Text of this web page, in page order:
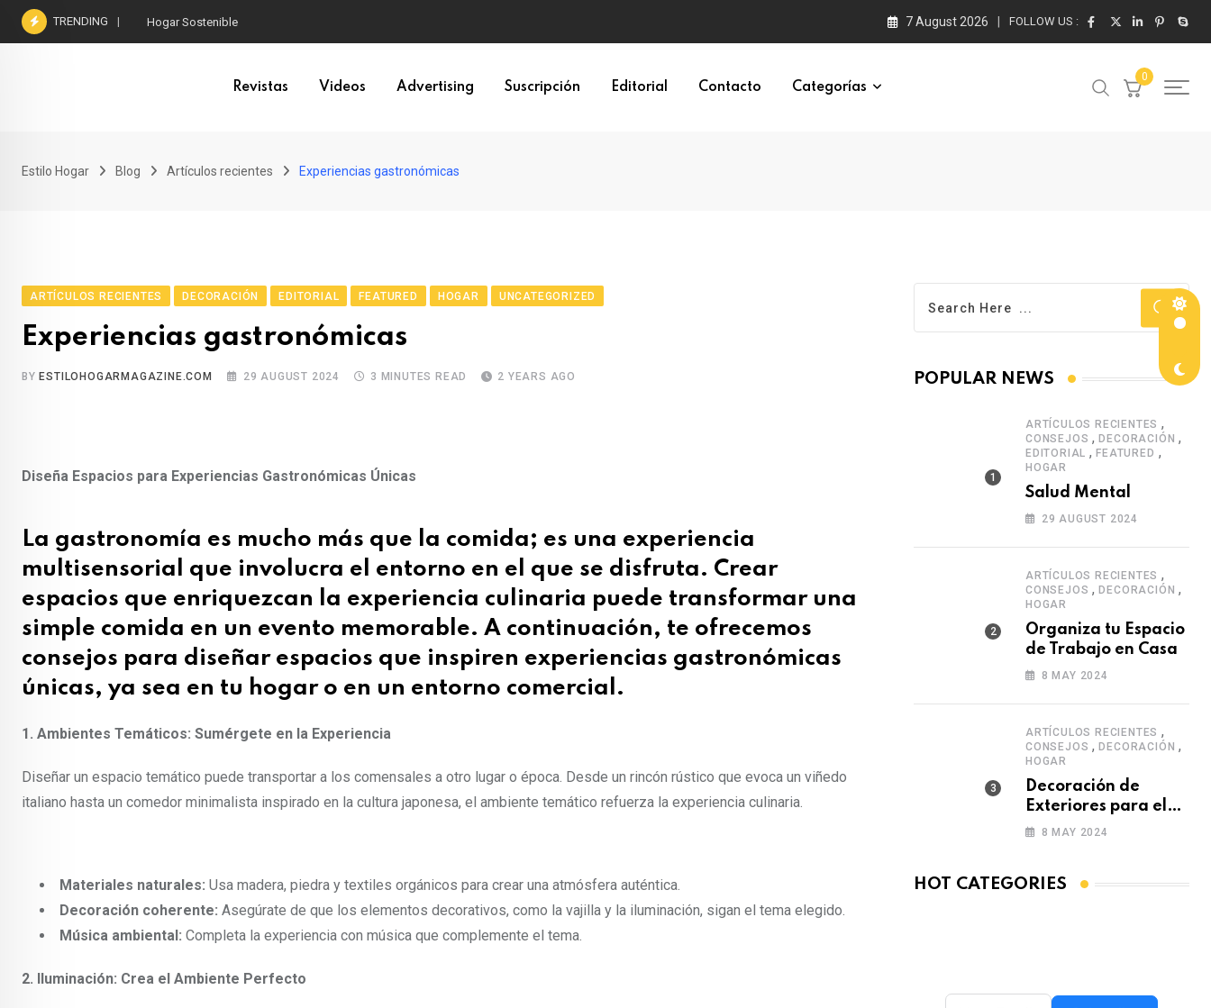
Skip
TRENDING Hogar Sostenible 7 August 2026 FOLLOW US :
Revistas Videos Advertising Suscripción Editorial Contacto Categorías
0
Estilo Hogar Blog Artículos recientes Experiencias gastronómicas
ARTÍCULOS RECIENTES DECORACIÓN EDITORIAL FEATURED HOGAR UNCATEGORIZED
Experiencias gastronómicas
BY ESTILOHOGARMAGAZINE.COM 29 AUGUST 2024 3 MINUTES READ 2 YEARS AGO
Diseña Espacios para Experiencias Gastronómicas Únicas
La gastronomía es mucho más que la comida; es una experiencia
multisensorial que involucra el entorno en el que se disfruta. Crear
espacios que enriquezcan la experiencia culinaria puede transformar una
simple comida en un evento memorable. A continuación, te ofrecemos
consejos para diseñar espacios que inspiren experiencias gastronómicas
únicas, ya sea en tu hogar o en un entorno comercial.
1. Ambientes Temáticos: Sumérgete en la Experiencia
Diseñar un espacio temático puede transportar a los comensales a otro lugar o época. Desde un rincón rústico que evoca un viñedo
italiano hasta un comedor minimalista inspirado en la cultura japonesa, el ambiente temático refuerza la experiencia culinaria.
Materiales naturales: Usa madera, piedra y textiles orgánicos para crear una atmósfera auténtica.
Decoración coherente: Asegúrate de que los elementos decorativos, como la vajilla y la iluminación, sigan el tema elegido.
Música ambiental: Completa la experiencia con música que complemente el tema.
2. Iluminación: Crea el Ambiente Perfecto
POPULAR NEWS
ARTÍCULOS RECIENTES ,
CONSEJOS ,DECORACIÓN ,
EDITORIAL ,FEATURED ,
HOGAR
Salud Mental
29 AUGUST 2024
ARTÍCULOS RECIENTES ,
CONSEJOS ,DECORACIÓN ,
HOGAR
Organiza tu Espacio
de Trabajo en Casa
8 MAY 2024
ARTÍCULOS RECIENTES ,
CONSEJOS ,DECORACIÓN ,
HOGAR
Decoración de
Exteriores para el
Verano
8 MAY 2024
HOT CATEGORIES